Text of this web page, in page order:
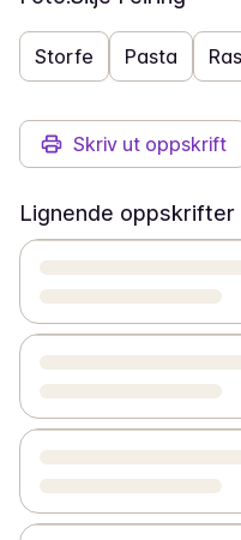
Storfe Pasta
Skriv ut oppskrift
Lignende oppskrifter